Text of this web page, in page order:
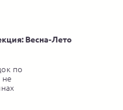
Весна-Лето
по
не